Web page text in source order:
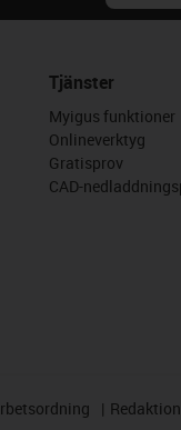
Tjänster
Myigus funktioner
Onlineverktyg
Gratisprov
CAD-